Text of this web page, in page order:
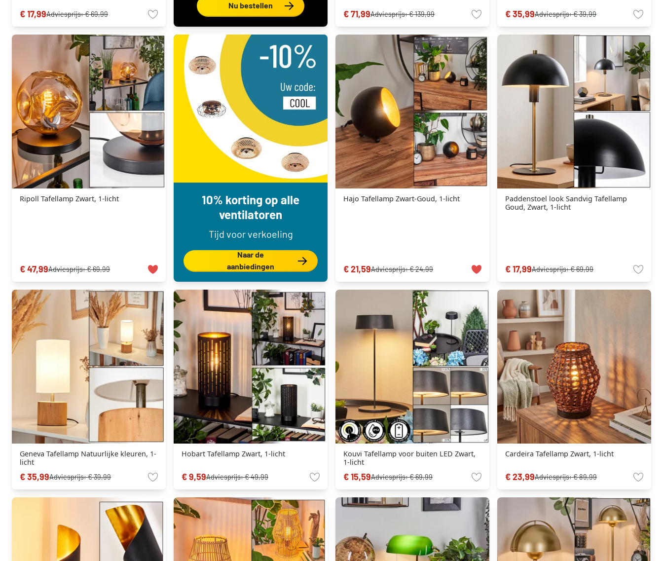
€ 17,99Adviesprijs:€ 69,99
Nu bestellen
€ 71,99Adviesprijs:€ 139,99 € 35,99Adviesprijs:€ 39,99
Ripoll Tafellamp Zwart, 1-licht
€ 47,99Adviesprijs:€ 69,99
10% korting op alle
ventilatoren
Tijd voor verkoeling
Naar de
aanbiedingen
Hajo Tafellamp Zwart-Goud, 1-licht
€ 21,59Adviesprijs:€ 24,99
Paddenstoel look Sandvig Tafellamp
Goud, Zwart, 1-licht
€ 17,99Adviesprijs:€ 69,99
Geneva Tafellamp Natuurlijke kleuren, 1-
licht
€ 35,99Adviesprijs:€ 39,99
Hobart Tafellamp Zwart, 1-licht
€ 9,59Adviesprijs:€ 49,99
Kouvi Tafellamp voor buiten LED Zwart,
1-licht
€ 15,59Adviesprijs:€ 69,99
Cardeira Tafellamp Zwart, 1-licht
€ 23,99Adviesprijs:€ 89,99